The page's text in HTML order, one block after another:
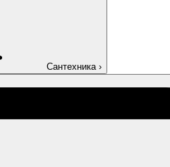
Сантехника ›